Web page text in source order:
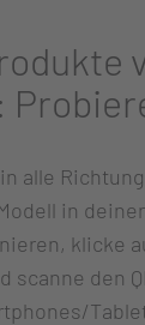
alle
in
klicke
scanne den